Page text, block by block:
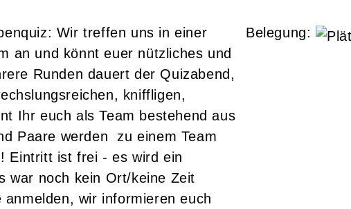
Wir treffen uns in einer
an und könnt euer nützliches und
Runden dauert der Quizabend,
kniffligen,
Ihr euch als Team bestehend aus
Paare werden zu einem Team
Eintritt ist frei - es wird ein
war noch kein Ort/keine Zeit
wir informieren euch
Belegung: